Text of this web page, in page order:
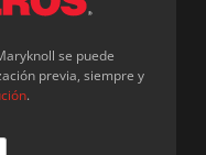
se puede
previa, siempre y
.